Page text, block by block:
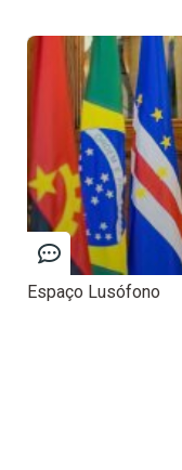
Espaço Lusófono